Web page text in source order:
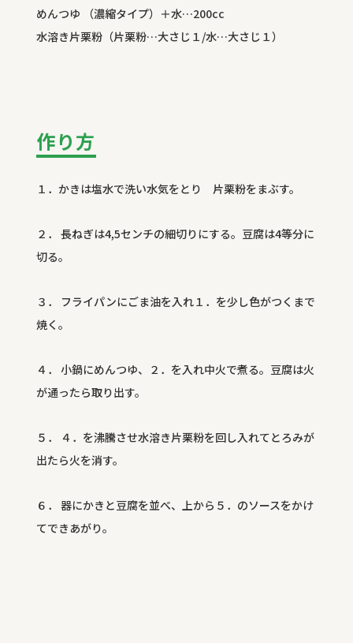
めんつゆ （濃縮タイプ）＋水…200cc
水溶き片栗粉（片栗粉…大さじ１/水…大さじ１）
作り方
１．かきは塩水で洗い水気をとり 片栗粉をまぶす。
２． 長ねぎは4,5センチの細切りにする。豆腐は4等分に
切る。
３． フライパンにごま油を入れ１．を少し色がつくまで
焼く。
４． 小鍋にめんつゆ、２．を入れ中火で煮る。豆腐は火
が通ったら取り出す。
５． ４．を沸騰させ水溶き片栗粉を回し入れてとろみが
出たら火を消す。
６． 器にかきと豆腐を並べ、上から５．のソースをかけ
てできあがり。